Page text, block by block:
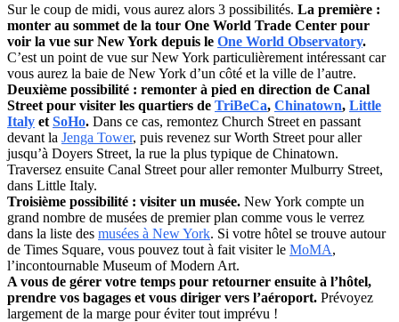
Sur le coup de midi, vous aurez alors 3 possibilités. La première :
monter au sommet de la tour One World Trade Center pour
voir la vue sur New York depuis le One World Observatory.
C’est un point de vue sur New York particulièrement intéressant car
vous aurez la baie de New York d’un côté et la ville de l’autre.
Deuxième possibilité : remonter à pied en direction de Canal
Street pour visiter les quartiers de TriBeCa, Chinatown, Little
Italy et SoHo. Dans ce cas, remontez Church Street en passant
devant la Jenga Tower, puis revenez sur Worth Street pour aller
jusqu’à Doyers Street, la rue la plus typique de Chinatown.
Traversez ensuite Canal Street pour aller remonter Mulburry Street,
dans Little Italy.
Troisième possibilité : visiter un musée. New York compte un
grand nombre de musées de premier plan comme vous le verrez
dans la liste des musées à New York. Si votre hôtel se trouve autour
de Times Square, vous pouvez tout à fait visiter le MoMA,
l’incontournable Museum of Modern Art.
A vous de gérer votre temps pour retourner ensuite à l’hôtel,
prendre vos bagages et vous diriger vers l’aéroport. Prévoyez
largement de la marge pour éviter tout imprévu !